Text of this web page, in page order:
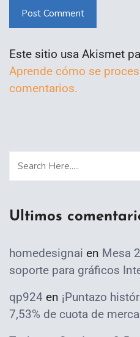
Post Comment
Este sitio usa Akismet
Aprende cómo se
comentarios.
Ultimos
homedesignai en Mesa
soporte para gráficos
qp924 en ¡Puntazo
7,53% de cuota de